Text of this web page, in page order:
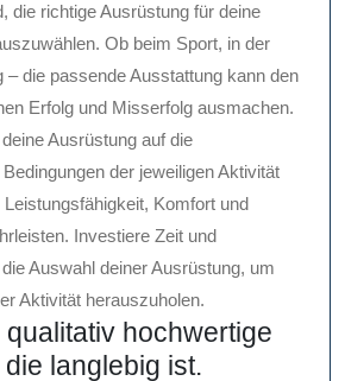
die richtige Ausrüstung für deine
Ob beim Sport, in der
– die passende Ausstattung kann den
Erfolg und Misserfolg ausmachen.
Ausrüstung auf die
der jeweiligen Aktivität
Komfort und
Investiere Zeit und
Auswahl deiner Ausrüstung, um
Aktivität herauszuholen.
hochwertige
langlebig ist.